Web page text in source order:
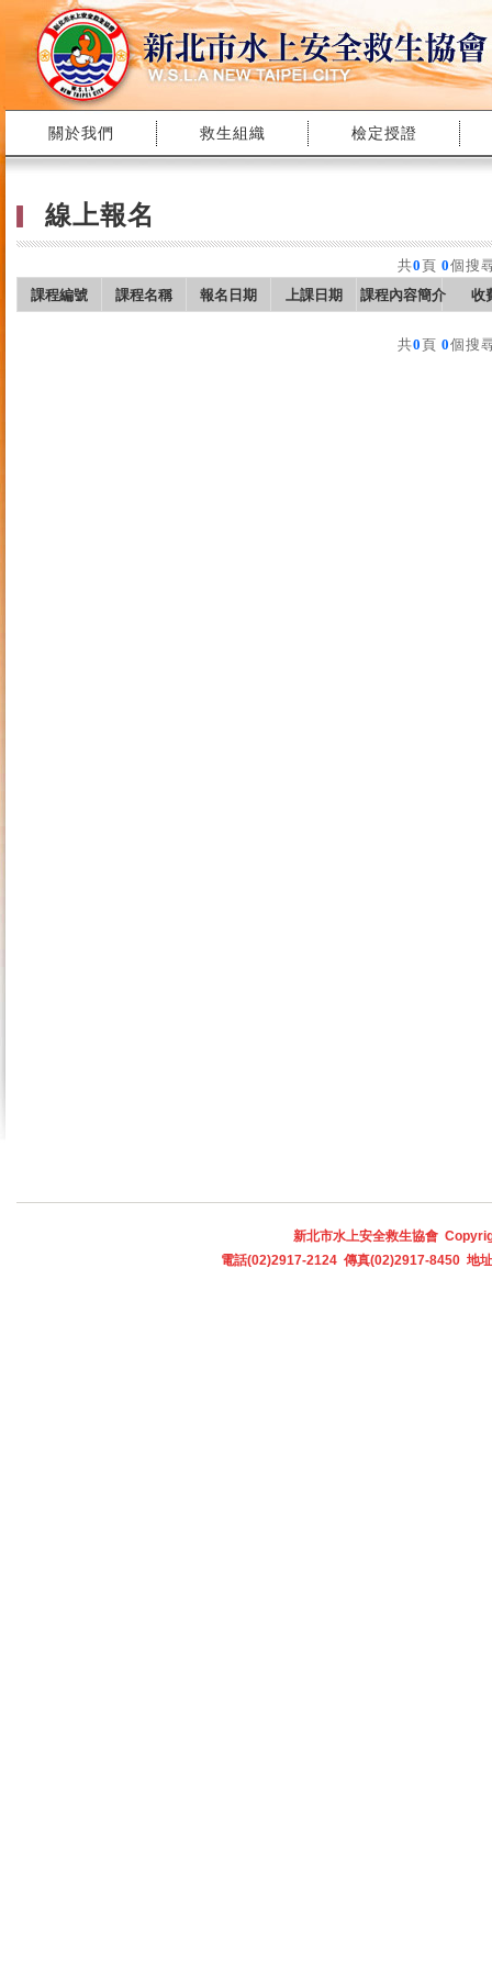
關於我們 救生組織 檢定授證
線上報名
共0頁 0個搜
課程編號 課程名稱 報名日期 上課日期 課程內容簡介 收
共0頁 0個搜
新北市水上安全救生協會
電話(02)2917-2124 傳真(02)2917-8450 地